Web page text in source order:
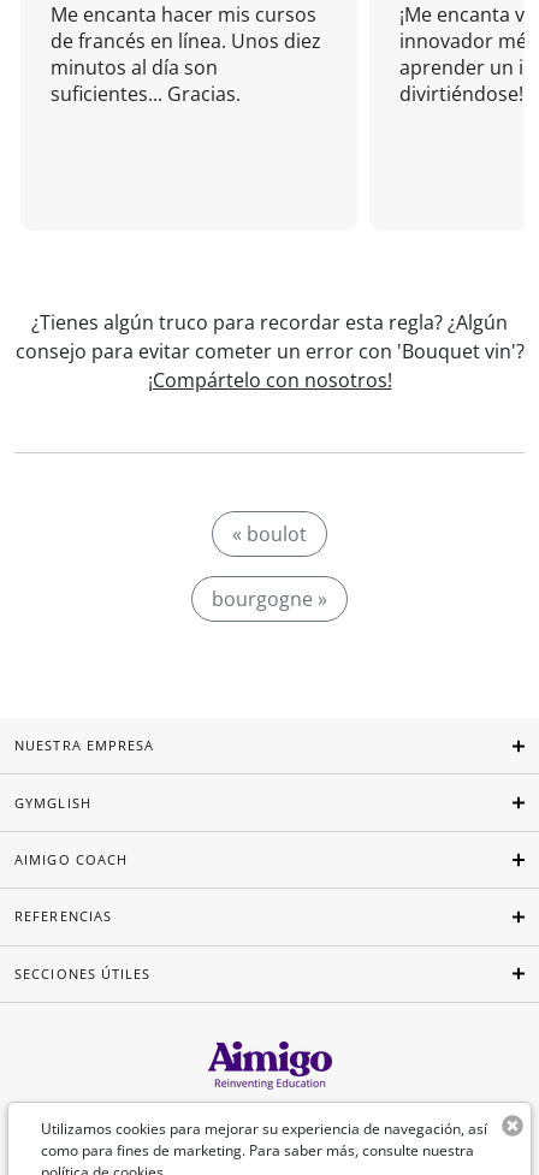
Me encanta hacer mis cursos
de francés en línea. Unos diez
minutos al día son
suficientes... Gracias.
¡Me encanta
innovador
aprender un
divirtiéndose!
¿Tienes algún truco para recordar esta regla? ¿Algún
consejo para evitar cometer un error con 'Bouquet vin'?
¡Compártelo con nosotros!
« boulot
bourgogne »
Utilizamos cookies para mejorar su experiencia de navegación, así
como para fines de marketing. Para saber más, consulte nuestra
NUESTRA EMPRESA
GYMGLISH
AIMIGO COACH
REFERENCIAS
SECCIONES ÚTILES
Español